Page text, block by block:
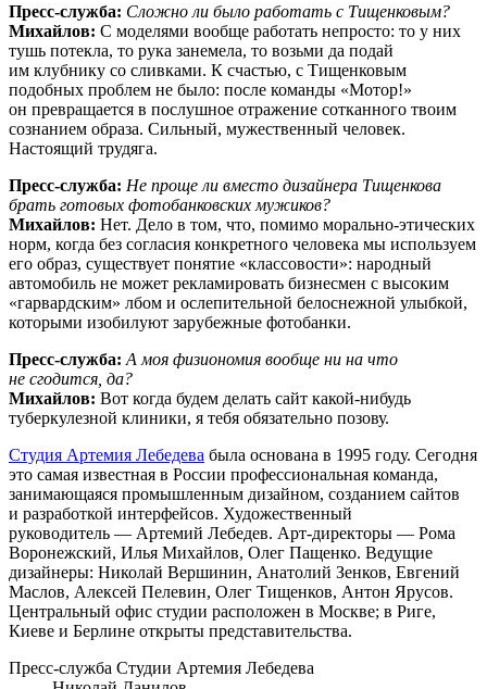
Пресс-служба: Сложно ли было работать с Тищенковым?
Михайлов: С моделями вообще работать непросто: то у них
тушь потекла, то рука занемела, то возьми да подай
им клубнику со сливками. К счастью, с Тищенковым
подобных проблем не было: после команды «Мотор!»
он превращается в послушное отражение сотканного твоим
сознанием образа. Сильный, мужественный человек.
Настоящий трудяга.
Пресс-служба: Не проще ли вместо дизайнера Тищенкова
брать готовых фотобанковских мужиков?
Михайлов: Нет. Дело в том, что, помимо морально-этических
норм, когда без согласия конкретного человека мы используем
его образ, существует понятие «классовости»: народный
автомобиль не может рекламировать бизнесмен с высоким
«гарвардским» лбом и ослепительной белоснежной улыбкой,
которыми изобилуют зарубежные фотобанки.
Пресс-служба: А моя физиономия вообще ни на что
не сгодится, да?
Михайлов: Вот когда будем делать сайт какой-нибудь
туберкулезной клиники, я тебя обязательно позову.
Студия Артемия Лебедева была основана в 1995 году. Сегодня
это самая известная в России профессиональная команда,
занимающаяся промышленным дизайном, созданием сайтов
и разработкой интерфейсов. Художественный
руководитель — Артемий Лебедев. Арт-директоры — Рома
Воронежский, Илья Михайлов, Олег Пащенко. Ведущие
дизайнеры: Николай Вершинин, Анатолий Зенков, Евгений
Маслов, Алексей Пелевин, Олег Тищенков, Антон Ярусов.
Центральный офис студии расположен в Москве; в Риге,
Киеве и Берлине открыты представительства.
Пресс-служба Студии Артемия Лебедева